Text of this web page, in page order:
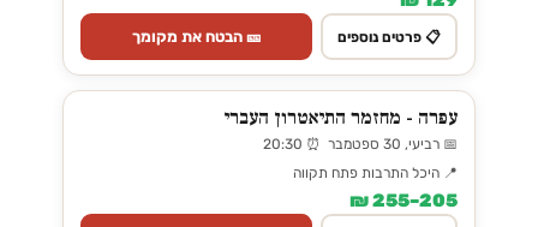
📋 פרטים נוספים 🎫 הבטח את מקומך
עפרה - מחזמר התיאטרון העברי
📅 רביעי, 30 ספטמבר ⏰ 20:30
📍 היכל התרבות פתח תקווה
205–255 ₪